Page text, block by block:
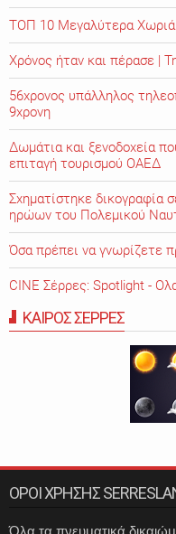
ΤΟΠ 10 Μεγαλύτερα
Χρόνος ήταν και πέρασε |
56χρονος υπάλληλος
9χρονη
Δωμάτια και ξενοδοχεία
επιταγή τουρισμού ΟΑΕΔ
Σχηματίστηκε δικογραφία
ηρώων του Πολεμικού
Όσα πρέπει να γνωρίζετε
CINE Σέρρες: Spotlight -
ΚΑΙΡΟΣ ΣΕΡΡΕΣ
ΟΡΟΙ ΧΡΗΣΗΣ
Όλα τα πνευματικά